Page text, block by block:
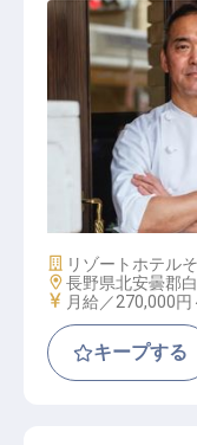
施設業態
リゾートホテル
勤務地
長野県北安曇郡
給与
月給／270,000円
キープする